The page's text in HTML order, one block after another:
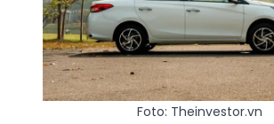
Foto: Theinvestor.vn